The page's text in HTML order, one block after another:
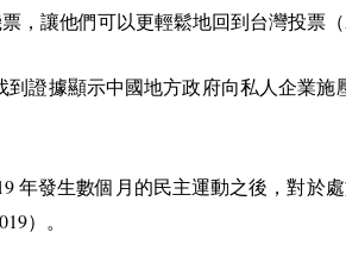
，讓他們可以更輕鬆地回到台灣投票（
到證據顯示中國地方政府向私人企業施
年發生數個月的民主運動之後，對於
）。